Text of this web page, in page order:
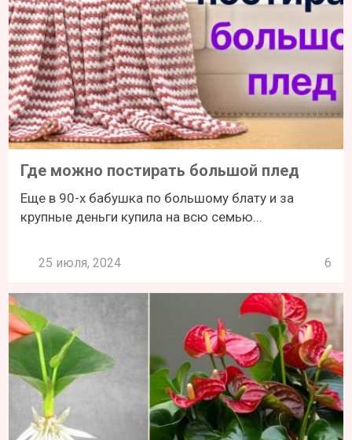
Где можно постирать большой плед
Еще в 90-х бабушка по большому блату и за
крупные деньги купила на всю семью...
25 июля, 2024 6